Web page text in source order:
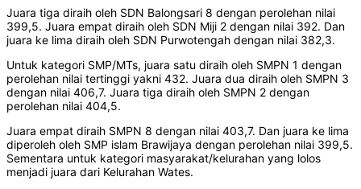
Juara tiga diraih oleh SDN Balongsari 8 dengan perolehan nilai
399,5. Juara empat diraih oleh SDN Miji 2 dengan nilai 392. Dan
juara ke lima diraih oleh SDN Purwotengah dengan nilai 382,3.
Untuk kategori SMP/MTs, juara satu diraih oleh SMPN 1 dengan
perolehan nilai tertinggi yakni 432. Juara dua diraih oleh SMPN 3
dengan nilai 406,7. Juara tiga diraih oleh SMPN 2 dengan
perolehan nilai 404,5.
Juara empat diraih SMPN 8 dengan nilai 403,7. Dan juara ke lima
diperoleh oleh SMP islam Brawijaya dengan perolehan nilai 399,5.
Sementara untuk kategori masyarakat/kelurahan yang lolos
menjadi juara dari Kelurahan Wates.